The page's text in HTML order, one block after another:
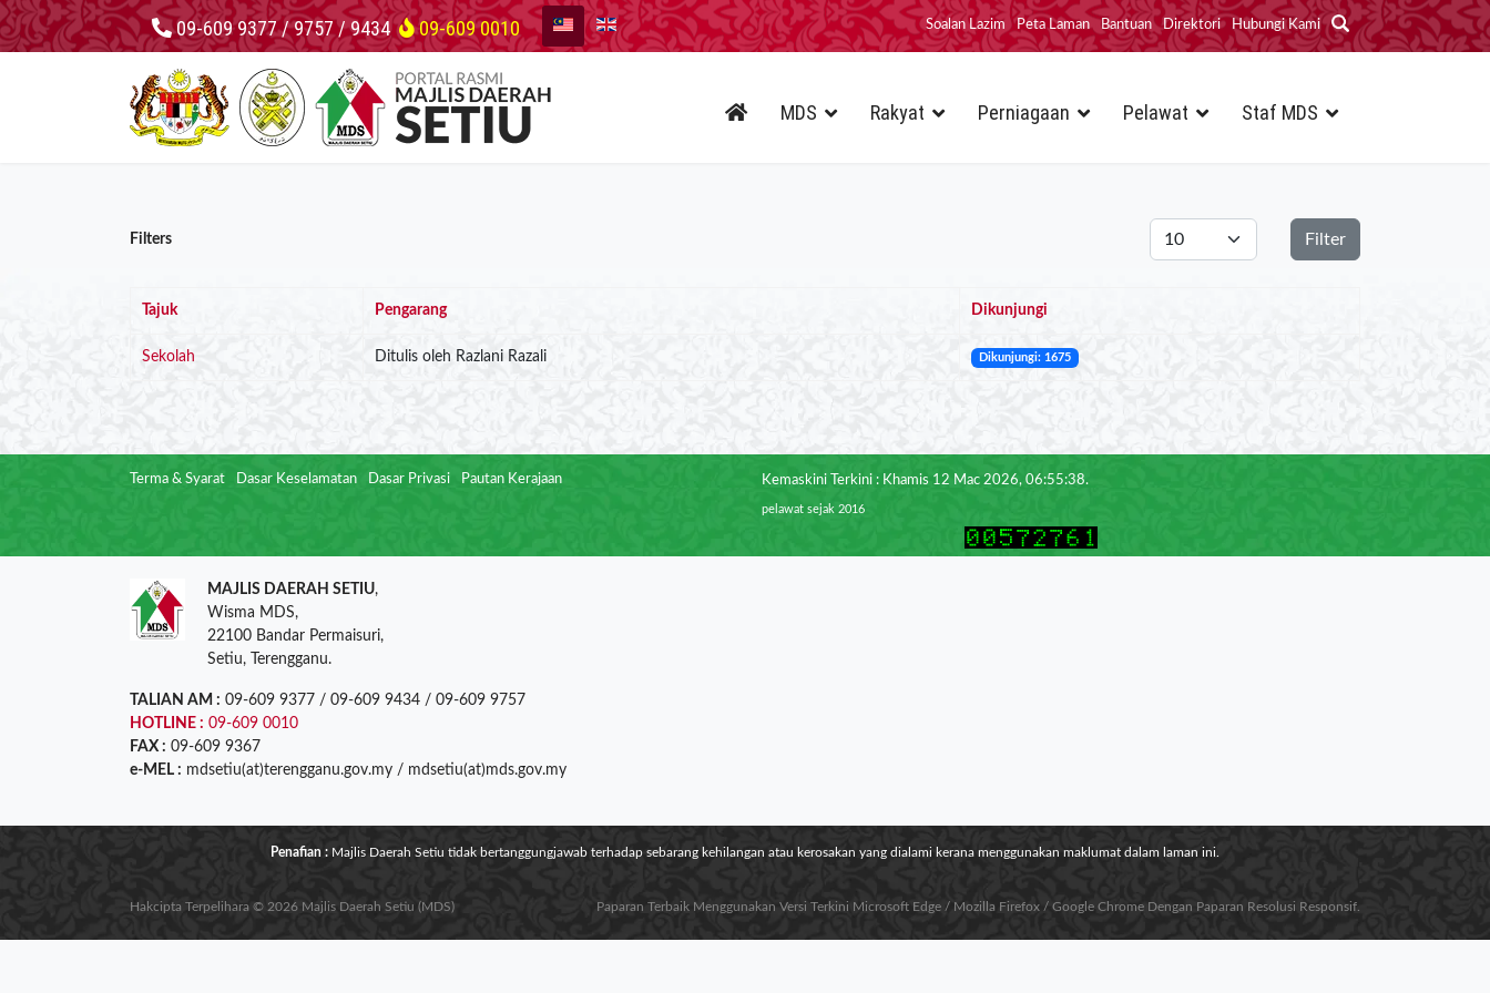
09-609 9377 / 9757 / 9434 09-609 0010 Soalan Lazim Peta Laman Bantuan Direktori Hubungi Kami
MDS Rakyat Perniagaan Pelawat Staf MDS
Filters Filter
Tajuk Pengarang Dikunjungi
Sekolah Ditulis oleh Razlani Razali Dikunjungi: 1675
Terma & Syarat Dasar Keselamatan Dasar Privasi Pautan Kerajaan Kemaskini Terkini : Khamis 12 Mac 2026, 06:55:38.
pelawat sejak 2016
MAJLIS DAERAH SETIU,
Wisma MDS,
22100 Bandar Permaisuri,
Setiu, Terengganu.
TALIAN AM : 09-609 9377 / 09-609 9434 / 09-609 9757
HOTLINE : 09-609 0010
FAX : 09-609 9367
e-MEL : mdsetiu(at)terengganu.gov.my / mdsetiu(at)mds.gov.my
Penafian : Majlis Daerah Setiu tidak bertanggungjawab terhadap sebarang kehilangan atau kerosakan yang dialami kerana menggunakan maklumat dalam laman ini.
Hakcipta Terpelihara © 2026 Majlis Daerah Setiu (MDS) Paparan Terbaik Menggunakan Versi Terkini Microsoft Edge / Mozilla Firefox / Google Chrome Dengan Paparan Resolusi Responsif.